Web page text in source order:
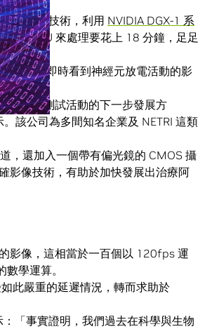
計出一套技術，利用 NVIDIA DGX-1 系
i9 CPU 來處理要花上 18 分鐘，足足
技術，即時看到神經元放電活動的影
域進行測試活動的下一步發展方
該公司為多間知名企業及 NETRI 這類
，還加入一個帶有偏光鏡的 CMOS 攝
影像技術，有助於加快發展出治療阿
影像，這相當於一百個以 120fps 運
學運算。
此嚴重的延遲情況，轉而求助於
「事實證明，我們過去在科學與生物